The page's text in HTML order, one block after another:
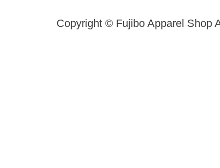
Copyright © Fujibo Apparel Shop